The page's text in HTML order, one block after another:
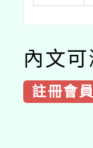
內文可
註冊會員